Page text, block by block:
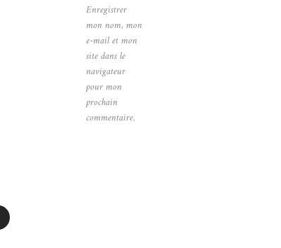
Enregistrer
mon nom, mon
e-mail et mon
site dans le
navigateur
pour mon
prochain
commentaire.